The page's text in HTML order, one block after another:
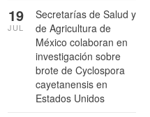
Secretarías de Salud y
de Agricultura de
México colaboran en
investigación sobre
brote de Cyclospora
cayetanensis en
Estados Unidos
19
JUL